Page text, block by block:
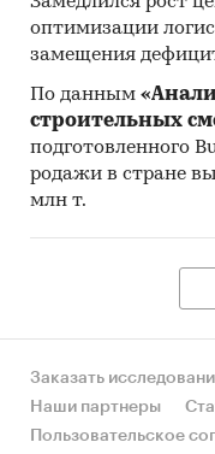
оптимизации
замещения
По данным
строительных
подготовленного
родажи в стране
млн т.
Заказать
Наши партнеры
Пользовательское